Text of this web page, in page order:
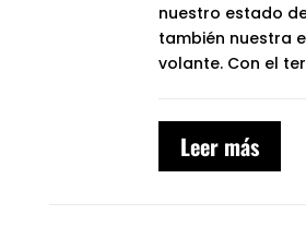
nuestro estado
también nuestra
volante. Con el
Leer más